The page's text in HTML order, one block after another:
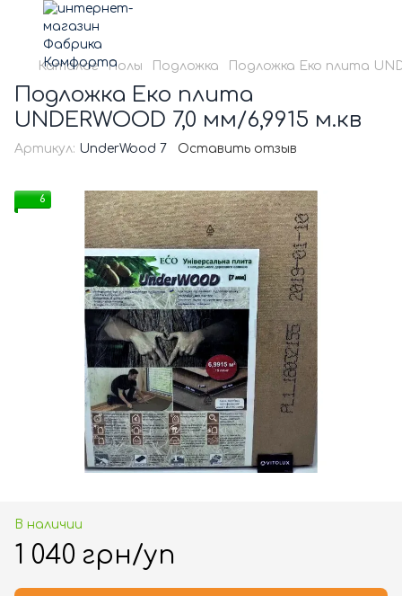
Каталог Полы Подложка Подложка Еко плита
Подложка Еко плита
UNDERWOOD 7,0 мм/6,9915 м.кв
Артикул: UnderWood 7 Оставить отзыв
6
В наличии
1 040 грн/уп